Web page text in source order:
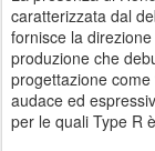
caratterizzata dal
fornisce la
produzione che
progettazione come
audace ed
per le quali Type R